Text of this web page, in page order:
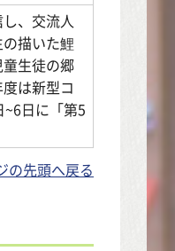
、交流人
描いた鯉
生徒の郷
は新型コ
日に「第5
の先頭へ戻る